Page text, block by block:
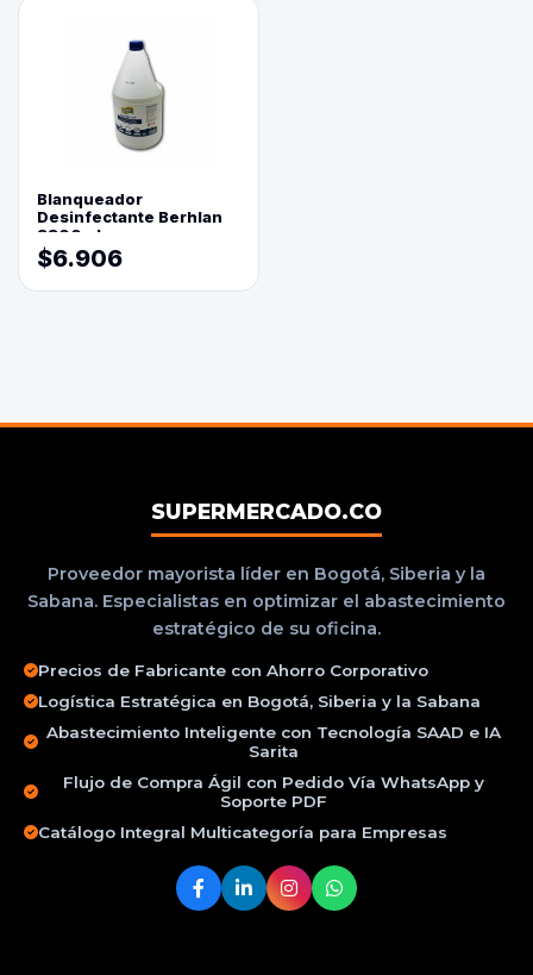
Blanqueador
Desinfectante Berhlan
3800ml
$6.906
SUPERMERCADO.CO
Proveedor mayorista líder en Bogotá, Siberia y la
Sabana. Especialistas en optimizar el abastecimiento
estratégico de su oficina.
Precios de Fabricante con Ahorro Corporativo
Logística Estratégica en Bogotá, Siberia y la Sabana
Abastecimiento Inteligente con Tecnología SAAD e IA
Sarita
Flujo de Compra Ágil con Pedido Vía WhatsApp y
Soporte PDF
Catálogo Integral Multicategoría para Empresas